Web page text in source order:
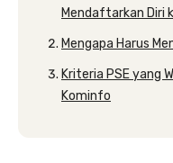
Mendaftarkan Diri
Mengapa Harus
Kriteria PSE yang
Kominfo